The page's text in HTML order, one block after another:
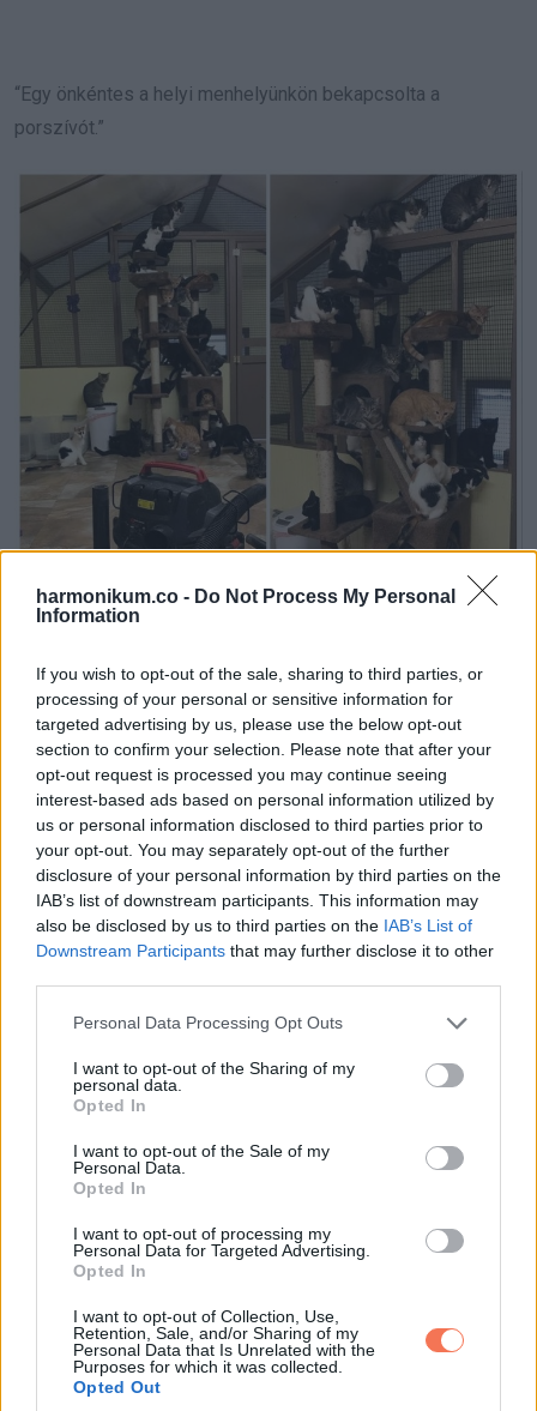
harmonikum.co - Do Not Process My Personal
Information
If you wish to opt-out of the sale, sharing to third parties, or
processing of your personal or sensitive information for
targeted advertising by us, please use the below opt-out
section to confirm your selection. Please note that after your
opt-out request is processed you may continue seeing
interest-based ads based on personal information utilized by
us or personal information disclosed to third parties prior to
your opt-out. You may separately opt-out of the further
disclosure of your personal information by third parties on the
IAB’s list of downstream participants. This information may
also be disclosed by us to third parties on the IAB’s List of
Downstream Participants that may further disclose it to other
Please note that this website/app uses one or more Google
not limited to your visit or usage behaviour. You may click to
grant or deny consent to Google and its third-party tags to
use your data for below specified purposes in below Google
consent section.
Personal Data Processing Opt Outs
I want to opt-out of the Sharing of my
personal data.
Opted In
I want to opt-out of the Sale of my
Personal Data.
Opted In
I want to opt-out of processing my
Personal Data for Targeted Advertising.
Opted In
I want to opt-out of Collection, Use,
Retention, Sale, and/or Sharing of my
Personal Data that Is Unrelated with the
Purposes for which it was collected.
Opted Out
“Egy önkéntes a helyi menhelyünkön bekapcsolta a
porszívót.”
“Mit csinálsz, ember? Ez nem az én szőröm!”
Ezért nem jött vissza Jézus… nem fog felkelni, amíg a
macska az ölében van.